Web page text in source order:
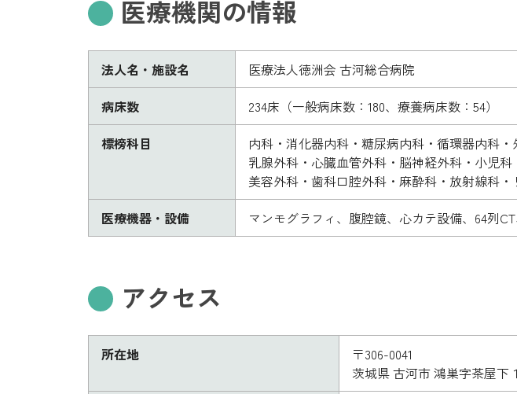
医療機関の情報
法人名・施設名
医療法人徳洲会 古河総合病院
病床数
234床（一般病床数：180、療養病床数：54）
標榜科目
内科・消化器内科・糖尿病内科・循環器内科
乳腺外科・心臓血管外科・脳神経外科・小児
美容外科・歯科口腔外科・麻酔科・放射線科
医療機器・設備
マンモグラフィ、腹腔鏡、心カテ設備、64列
アクセス
所在地
〒306-0041
茨城県 古河市 鴻巣字茶屋下